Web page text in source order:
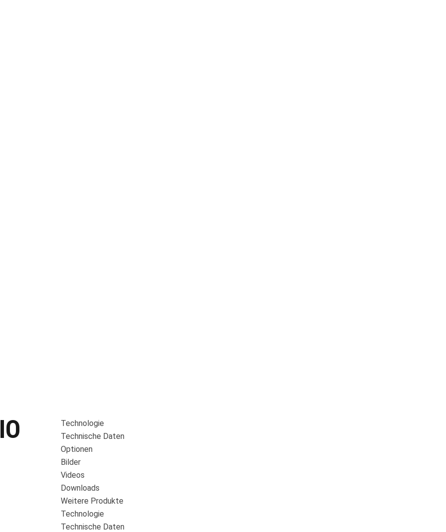
Technologie
Technische Daten
Optionen
Bilder
Videos
Downloads
Weitere Produkte
Technologie
Technische Daten